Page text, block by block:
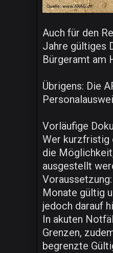
Auch für den
Jahre gültiges
Bürgeramt am
Übrigens: Die
Vorläufige
Wer kurzfristig
die
ausgestellt
Monate gültig
jedoch darauf
In akuten
Grenzen,
begrenzte